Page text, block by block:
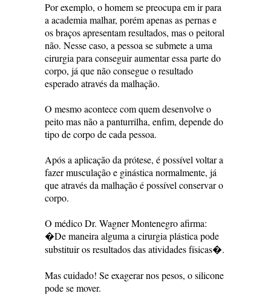
Por exemplo, o homem se preocupa em ir para
a academia malhar, porém apenas as pernas e
os braços apresentam resultados, mas o peitoral
não. Nesse caso, a pessoa se submete a uma
cirurgia para conseguir aumentar essa parte do
corpo, já que não consegue o resultado
esperado através da malhação.
O mesmo acontece com quem desenvolve o
peito mas não a panturrilha, enfim, depende do
tipo de corpo de cada pessoa.
Após a aplicação da prótese, é possível voltar a
fazer musculação e ginástica normalmente, já
que através da malhação é possível conservar o
corpo.
O médico Dr. Wagner Montenegro afirma:
�De maneira alguma a cirurgia plástica pode
substituir os resultados das atividades físicas�.
Mas cuidado! Se exagerar nos pesos, o silicone
pode se mover.